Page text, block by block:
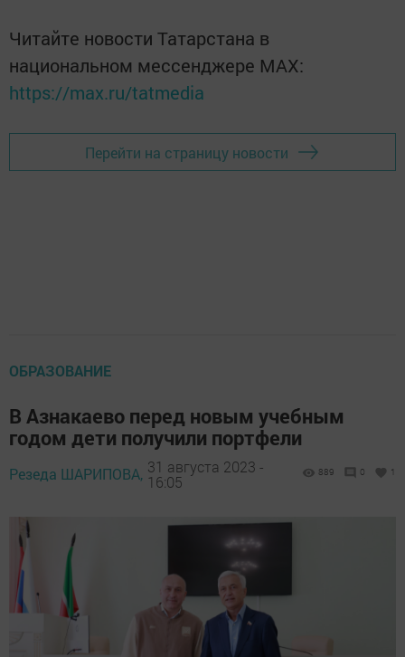
Читайте новости Татарстана в
национальном мессенджере MАХ:
https://max.ru/tatmedia
Перейти на страницу новости
ОБРАЗОВАНИЕ
В Азнакаево перед новым учебным
годом дети получили портфели
Резеда ШАРИПОВА, 31 августа 2023 -
16:05
889 0 1